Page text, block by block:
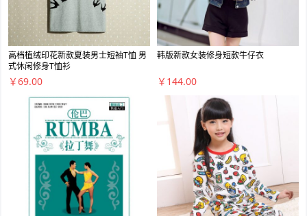
高档植绒印花新款夏装男士短袖T恤 男
式休闲修身T恤衫
￥69.00
韩版新款女装修身短款牛仔衣
￥144.00